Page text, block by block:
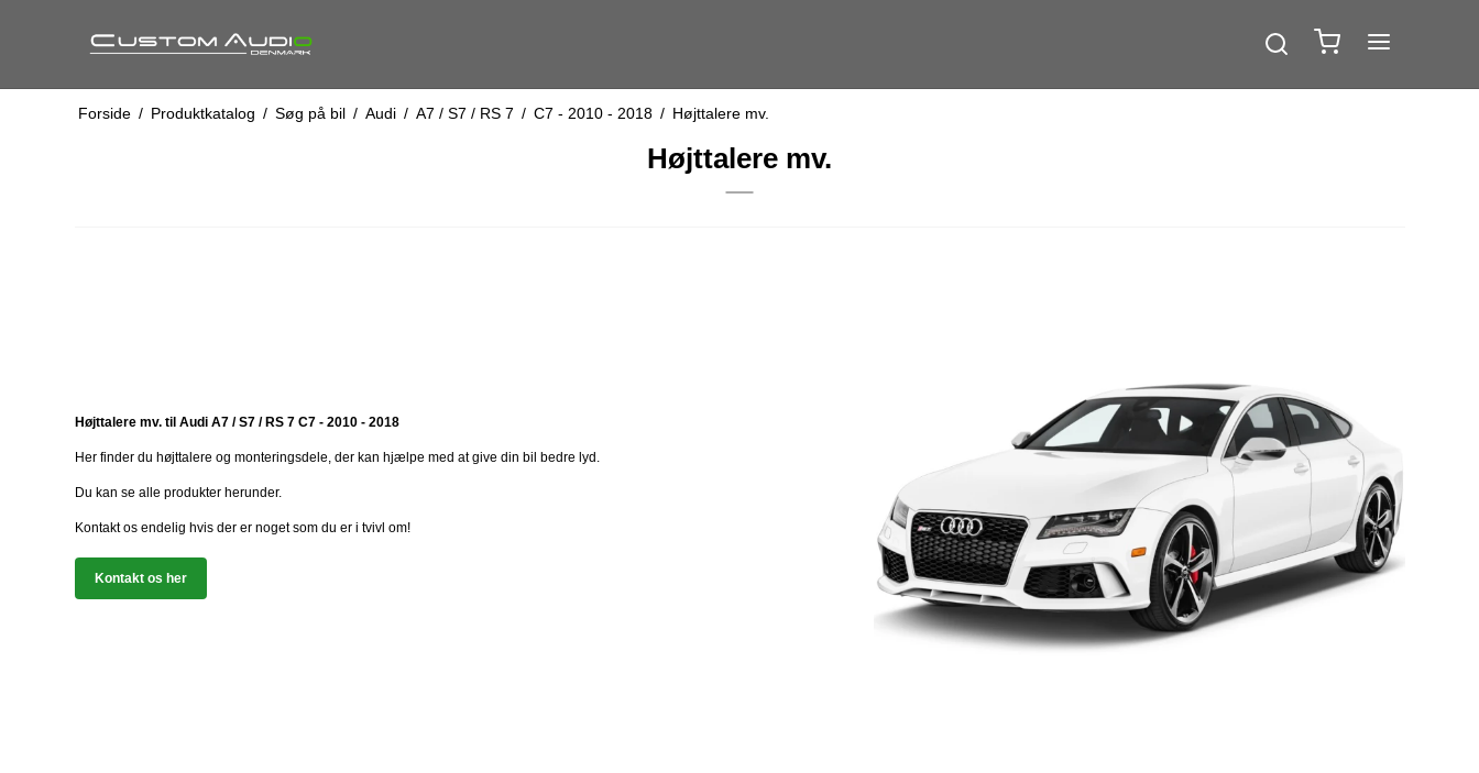
Forside / Produktkatalog / Søg på bil / Audi / A7 / S7 / RS 7 / C7 - 2010 - 2018 / Højttalere mv.
Højttalere mv.
Højttalere mv. til Audi A7 / S7 / RS 7 C7 - 2010 - 2018
Her finder du højttalere og monteringsdele, der kan hjælpe med at give din bil bedre lyd.
Du kan se alle produkter herunder.
Kontakt os endelig hvis der er noget som du er i tvivl om!
Kontakt os her